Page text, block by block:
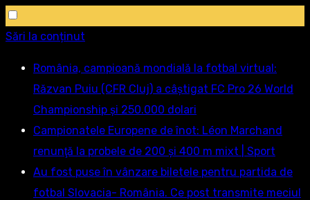
Sări la conținut
România, campioană mondială la fotbal virtual:
Răzvan Puiu (CFR Cluj) a câștigat FC Pro 26 World
Championship și 250.000 dolari
Campionatele Europene de înot: Léon Marchand
renunţă la probele de 200 şi 400 m mixt | Sport
Au fost puse în vânzare biletele pentru partida de
fotbal Slovacia- România. Ce post transmite meciul